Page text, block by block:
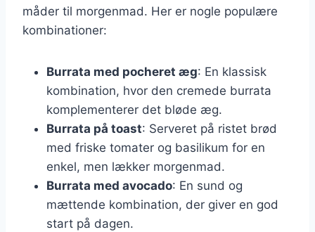
måder til morgenmad. Her er nogle populære
kombinationer:
Burrata med pocheret æg: En klassisk
kombination, hvor den cremede burrata
komplementerer det bløde æg.
Burrata på toast: Serveret på ristet brød
med friske tomater og basilikum for en
enkel, men lækker morgenmad.
Burrata med avocado: En sund og
mættende kombination, der giver en god
start på dagen.